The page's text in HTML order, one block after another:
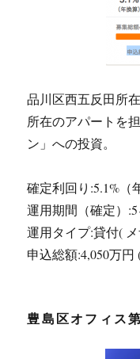
品川区西五反田所
所在のアパートを
ン」への投資。
確定利回り:5.1%（
運用期間（確定）:5
運用タイプ:貸付(
申込総額:4,050万円
豊島区オフィス